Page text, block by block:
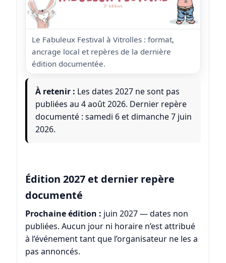
Le Fabuleux Festival à Vitrolles : format,
ancrage local et repères de la dernière
édition documentée.
À retenir : Les dates 2027 ne sont pas
publiées au 4 août 2026. Dernier repère
documenté : samedi 6 et dimanche 7 juin
2026.
Édition 2027 et dernier repère
documenté
Prochaine édition : juin 2027 — dates non
publiées. Aucun jour ni horaire n’est attribué
à l’événement tant que l’organisateur ne les a
pas annoncés.